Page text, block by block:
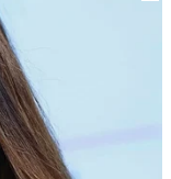
Ceccarelli
(4×100), Linda
metri).